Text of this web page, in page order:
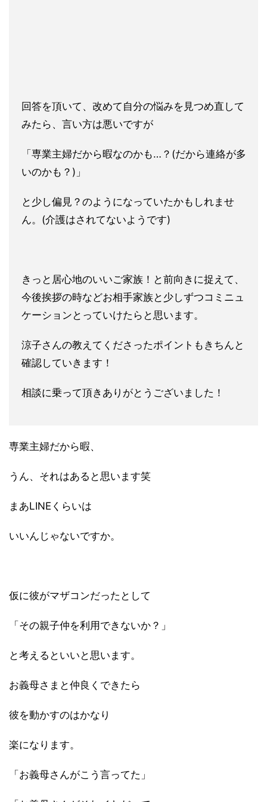
回答を頂いて、改めて自分の悩みを見つめ直して
みたら、言い方は悪いですが
「専業主婦だから暇なのかも…？(だから連絡が多
いのかも？)」
と少し偏見？のようになっていたかもしれませ
ん。(介護はされてないようです)
きっと居心地のいいご家族！と前向きに捉えて、
今後挨拶の時などお相手家族と少しずつコミニュ
ケーションとっていけたらと思いま す。
涼子さんの教えてくださったポイントもきちんと
確認していきます ！
相談に乗って頂きありがとうございました！
専業主婦だから暇、
うん、それはあると思います笑
まあLINEくらいは
いいんじゃないですか。
仮に彼がマザコンだったとして
「その親子仲を利用できないか？」
と考えるといいと思います。
お義母さまと仲良くできたら
彼を動かすのはかなり
楽になります。
「お義母さんがこう言ってた」